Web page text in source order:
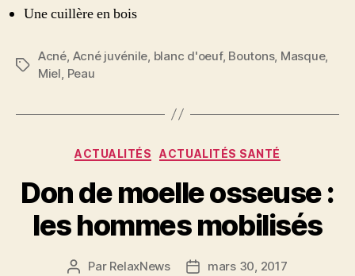
Une cuillère en bois
Étiquettes
Acné Acné juvénile blanc d'oeuf, Boutons, Masque,
Miel Peau
Catégories
ACTUALITÉS ACTUALITÉS SANTÉ
Don de moelle osseuse :
les hommes mobilisés
Auteur
Par RelaxNews
Datemars 30, 2017